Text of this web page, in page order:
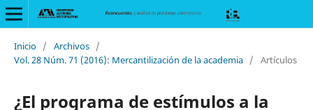
Inicio / Archivos /
Vol. 28 Núm. 71 (2016): Mercantilización de la academia / Artículos
¿El programa de estímulos a la